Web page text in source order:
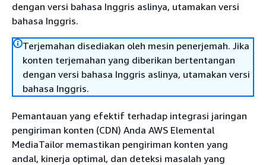
dengan versi bahasa Inggris aslinya, utamakan versi
bahasa Inggris.
Terjemahan disediakan oleh mesin penerjemah. Jika
konten terjemahan yang diberikan bertentangan
dengan versi bahasa Inggris aslinya, utamakan versi
bahasa Inggris.
Pemantauan yang efektif terhadap integrasi jaringan
pengiriman konten (CDN) Anda AWS Elemental
MediaTailor memastikan pengiriman konten yang
andal, kinerja optimal, dan deteksi masalah yang